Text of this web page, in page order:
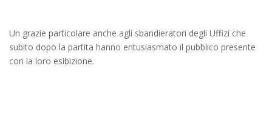
Un grazie particolare anche agli sbandieratori degli Uffizi che
subito dopo la partita hanno entusiasmato il pubblico presente
con la loro esibizione.